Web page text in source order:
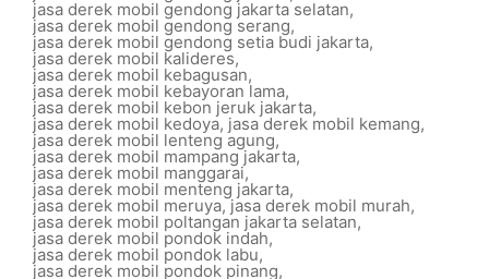
jasa derek mobil gendong jakarta selatan,
jasa derek mobil gendong serang,
jasa derek mobil gendong setia budi jakarta,
jasa derek mobil kalideres,
jasa derek mobil kebagusan,
jasa derek mobil kebayoran lama,
jasa derek mobil kebon jeruk jakarta,
jasa derek mobil kedoya, jasa derek mobil kemang,
jasa derek mobil lenteng agung,
jasa derek mobil mampang jakarta,
jasa derek mobil manggarai,
jasa derek mobil menteng jakarta,
jasa derek mobil meruya,jasa derek mobil murah,
jasa derek mobil poltangan jakarta selatan,
jasa derek mobil pondok indah,
jasa derek mobil pondok labu,
jasa derek mobil pondok pinang,